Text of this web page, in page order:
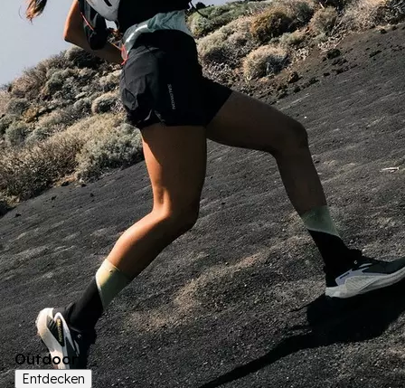
Outdoor
Entdecken